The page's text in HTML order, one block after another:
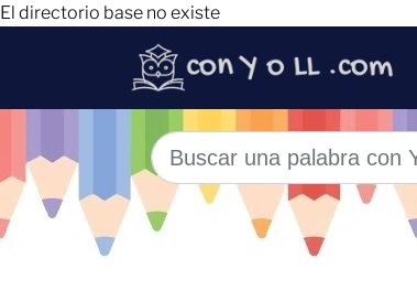
El directorio base no existe